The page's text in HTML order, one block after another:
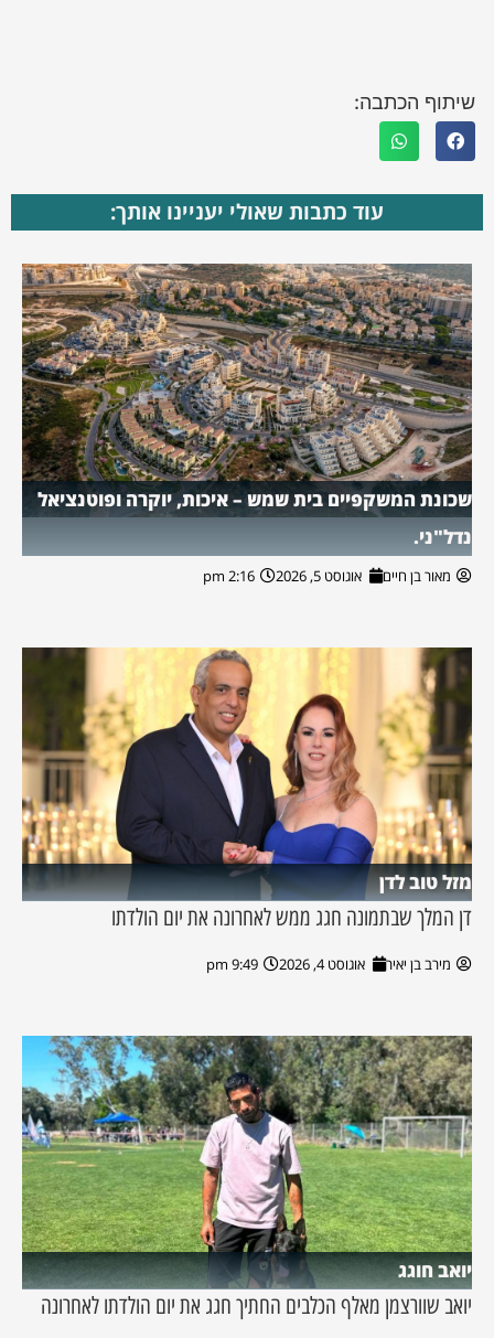
שיתוף הכתבה:
עוד כתבות שאולי יעניינו אותך:
שכונת המשקפיים בית שמש – איכות, יוקרה ופוטנציאל
נדל"ני.
מאור בן חיים אוגוסט 5, 2026 2:16 pm
מזל טוב לדן
דן המלך שבתמונה חגג ממש לאחרונה את יום הולדתו
מירב בן יאיר אוגוסט 4, 2026 9:49 pm
יואב חוגג
יואב שוורצמן מאלף הכלבים החתיך חגג את יום הולדתו לאחרונה